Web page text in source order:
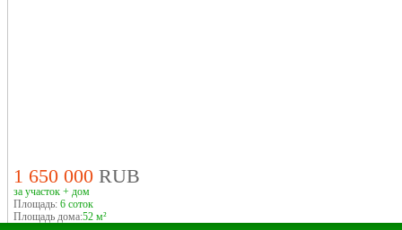
1 650 000 RUB
за участок + дом
Площадь: 6 соток
Площадь дома:52 м²